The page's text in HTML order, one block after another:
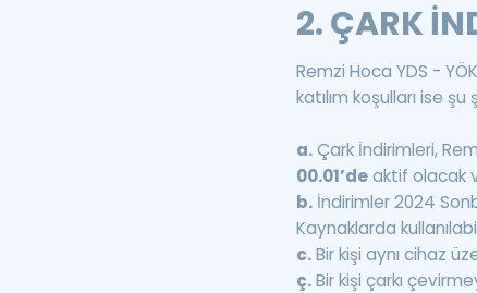
2. ÇARK
Remzi Hoca YDS -
katılım koşulları ise şu
a.Çark İndirimleri,
00.01’deaktif olacak
b. İndirimler 2024
Kaynaklarda
c.Bir kişi aynı cihaz
ç.Bir kişi çarkı